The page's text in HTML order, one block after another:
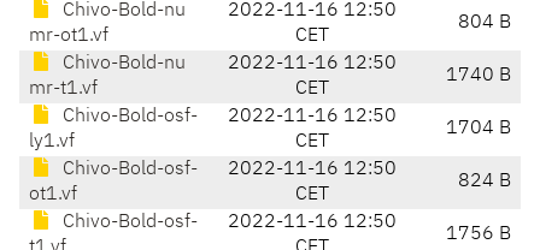
Chivo-Bold-nu
mr-ot1.vf
2022-11-16 12:50
CET
804 B
Chivo-Bold-nu
mr-t1.vf
2022-11-16 12:50
CET
1740 B
Chivo-Bold-osf-
ly1.vf
2022-11-16 12:50
CET
1704 B
Chivo-Bold-osf-
ot1.vf
2022-11-16 12:50
CET
824 B
Chivo-Bold-osf-
2022-11-16 12:50
1756 B